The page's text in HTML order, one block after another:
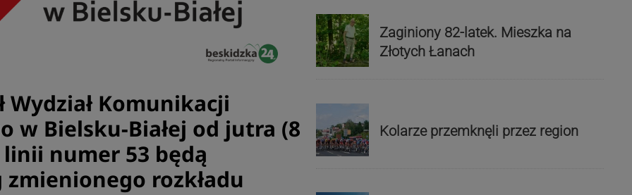
Wydział Komunikacji
w Bielsku-Białej od jutra (8
numer 53 będą
zmienionego rozkładu
Zaginiony 82-latek. Mieszka na
Złotych Łanach
Kolarze przemknęli przez region